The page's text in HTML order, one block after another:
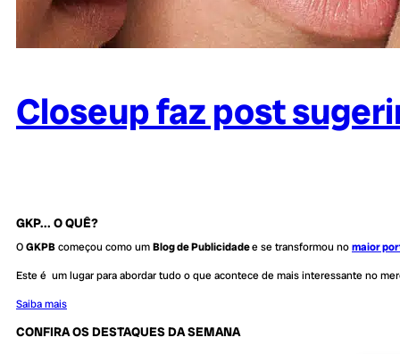
Closeup faz post
GKP... O QUÊ?
OGKPBcomeçou como umBlog de Publicidadee se transformou nomaior
Este é um lugar para abordar tudo o que acontece de mais interessante no
Saiba mais
CONFIRA OS DESTAQUES DA SEMANA